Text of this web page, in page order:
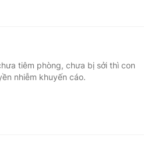
tiêm phòng, chưa bị sởi thì con
nhiễm khuyến cáo.